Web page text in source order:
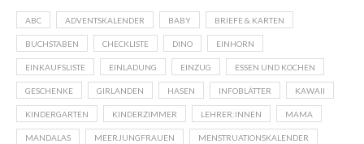
ABC ADVENTSKALENDER BABY BRIEFE & KARTEN
BUCHSTABEN CHECKLISTE DINO EINHORN
EINKAUFSLISTE EINLADUNG EINZUG ESSEN UND KOCHEN
GESCHENKE GIRLANDEN HASEN INFOBLÄTTER KAWAII
KINDERGARTEN KINDERZIMMER LEHRER:INNEN MAMA
MANDALAS MEERJUNGFRAUEN MENSTRUATIONSKALENDER